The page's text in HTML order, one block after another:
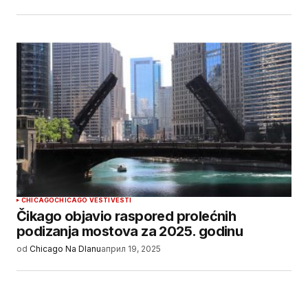
CHICAGOCHICAGO VESTI VESTI
Čikago objavio raspored prolećnih
podizanja mostova za 2025. godinu
od Chicago Na Dlanuаприл 19, 2025